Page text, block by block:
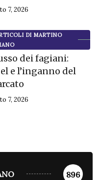
7, 2026
DI MARTINO
dei fagiani:
e l’inganno del
7, 2026
896